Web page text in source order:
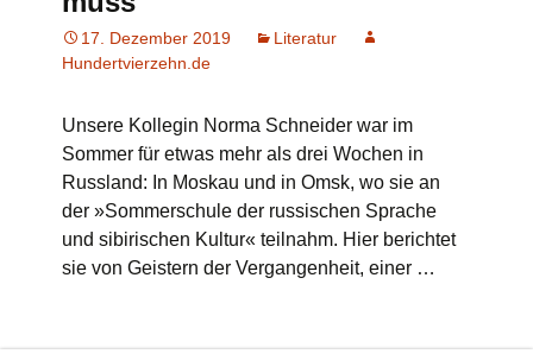
17. Dezember 2019
Literatur
Hundertvierzehn.de
Unsere Kollegin Norma Schneider war im
Sommer für etwas mehr als drei Wochen in
Russland: In Moskau und in Omsk, wo sie an
der »Sommerschule der russischen Sprache
und sibirischen Kultur« teilnahm. Hier berichtet
sie von Geistern der Vergangenheit, einer …